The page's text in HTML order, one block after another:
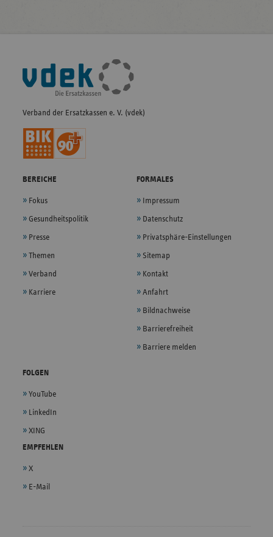
Fußleisten-
Navigation
Verband der Ersatzkassen e. V. (vdek)
BEREICHE
Fokus
Gesundheitspolitik
Presse
Themen
Verband
Karriere
FORMALES
Impressum
Datenschutz
Privatsphäre-Einstellungen
Sitemap
Kontakt
Anfahrt
Bildnachweise
Barrierefreiheit
Barriere melden
FOLGEN
YouTube
LinkedIn
XING
EMPFEHLEN
X
E-Mail